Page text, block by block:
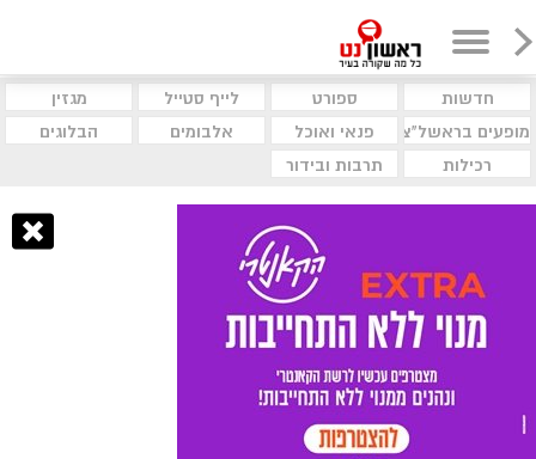
חדשות ספורט לייף סטייל
מגזין
מופעים בראשל"צ
פנאי ואוכל אלבומים
הבלוגים
רכילות
תרבות ובידור